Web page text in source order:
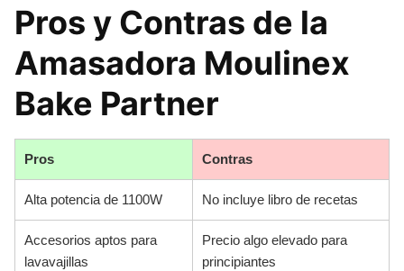
Pros y Contras de la
Amasadora Moulinex
Bake Partner
Pros Contras
Alta potencia de 1100W No incluye libro de recetas
Accesorios aptos para
lavavajillas
Precio algo elevado para
principiantes